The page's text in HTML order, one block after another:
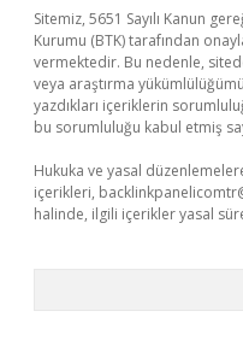
Sitemiz, 5651 Sayılı Kanun
Kurumu (BTK) tarafından
vermektedir. Bu nedenle,
veya araştırma
yazdıkları içeriklerin
bu sorumluluğu kabul etmiş
Hukuka ve yasal
içerikleri,
halinde, ilgili içerikler yasal